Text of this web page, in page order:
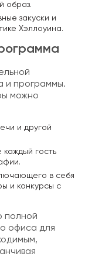
образ.
закуски и
Хэллоуина.
и программы.
можно
и другой
каждый гость
в себя
и конкурсы с
полной
офиса для